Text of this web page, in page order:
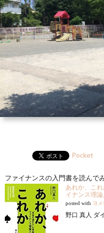
Pocket
ファイナンスの入門書を読んで
あれか、こ
イナンス理
posted with ヨ
野口 真人 ダ